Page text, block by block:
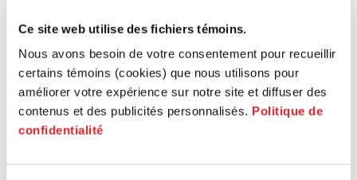
Ce site web utilise des fichiers témoins.
Nous avons besoin de votre consentement pour recueillir
certains témoins (cookies) que nous utilisons pour
améliorer votre expérience sur notre site et diffuser des
contenus et des publicités personnalisés. Politique de
confidentialité